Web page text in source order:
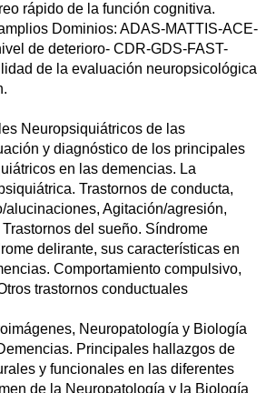
rápido de la función cognitiva.
Dominios: ADAS-MATTIS-ACE-
de deterioro- CDR-GDS-FAST-
de la evaluación neuropsicológica
Neuropsiquiátricos de las
y diagnóstico de los principales
en las demencias. La
Trastornos de conducta,
alucinaciones, Agitación/agresión,
del sueño. Síndrome
delirante, sus características en
Comportamiento compulsivo,
trastornos conductuales
Neuropatología y Biología
Principales hallazgos de
y funcionales en las diferentes
de la Neuropatología y la Biología